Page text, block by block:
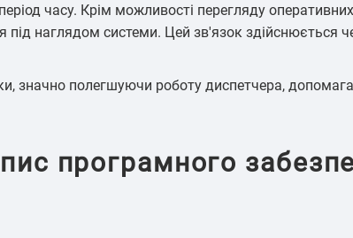
транспорту
часу. Крім можливості перегляду
наглядом системи. Цей зв'язок здійснюється
значно полегшуючи роботу диспетчера,
програмного